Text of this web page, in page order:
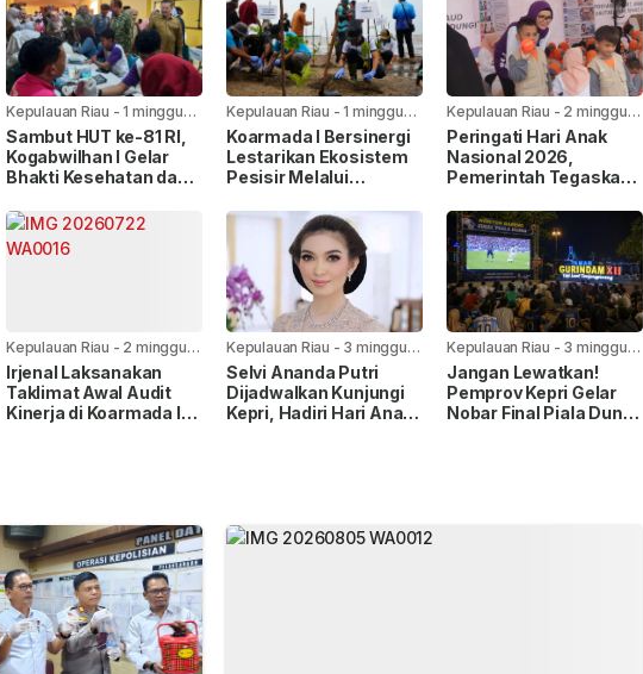
Kepulauan Riau -1 minggu
yang lalu
Sambut HUT ke-81 RI,
Kogabwilhan I Gelar
Bhakti Kesehatan dan
Tanjungpinang
Kepulauan Riau -1 minggu
yang lalu
Koarmada I Bersinergi
Lestarikan Ekosistem
Pesisir Melalui
Kepulauan Riau - 2 minggu
yang lalu
Peringati Hari Anak
Nasional 2026,
Pemerintah Tegaskan
Anak
Kepulauan Riau - 2 minggu
yang lalu
Irjenal Laksanakan
Taklimat Awal Audit
Kinerja di Koarmada I,
Kepulauan Riau - 3 minggu
yang lalu
Selvi Ananda Putri
Dijadwalkan Kunjungi
Kepri, Hadiri Hari Anak
Kepulauan Riau - 3 minggu
yang lalu
Jangan Lewatkan!
Pemprov Kepri Gelar
Nobar Final Piala Dunia